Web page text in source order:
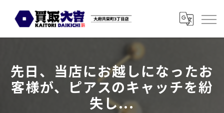
先日、当店にお越しになったお
客様が、ピアスのキャッチを紛
失し...